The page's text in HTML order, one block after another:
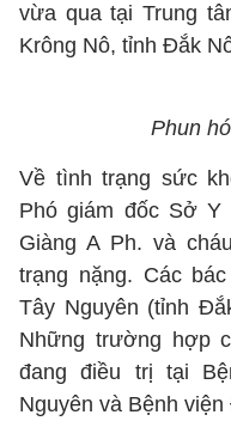
vừa qua tại Trung
Krông Nô, tỉnh Đắk
Phun
Về tình trạng sức
Phó giám đốc Sở Y
Giàng A Ph. và
trạng nặng. Các
Tây Nguyên (tỉnh
Những trường hợp
đang điều trị tại
Nguyên và Bệnh